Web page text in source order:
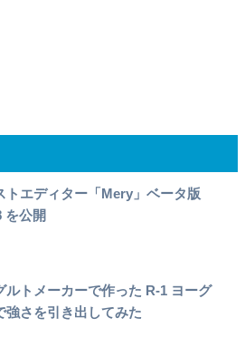
トエディター「Mery」ベータ版
を公開
ルトメーカーで作った R-1 ヨーグ
強さを引き出してみた